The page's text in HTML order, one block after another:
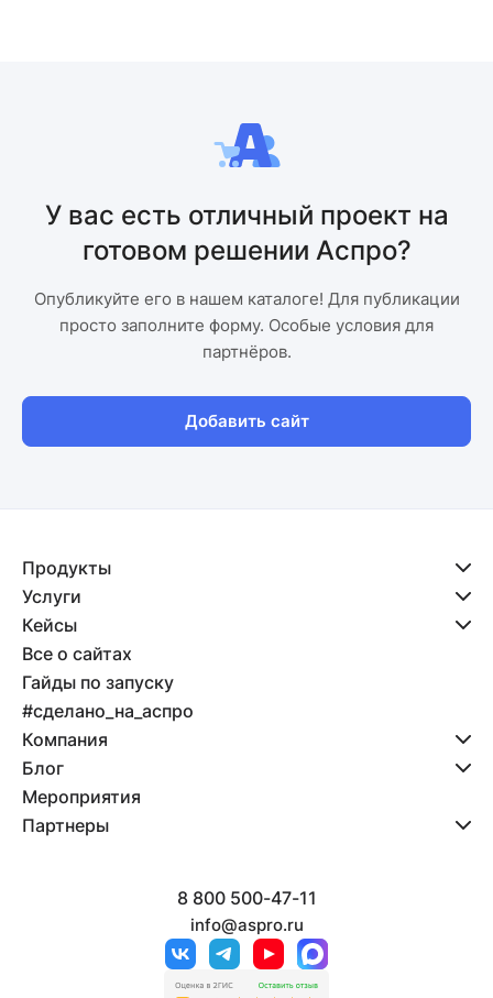
У вас есть отличный проект на
готовом решении Аспро?
Опубликуйте его в нашем каталоге! Для публикации
просто заполните форму. Особые условия для
партнёров.
Добавить сайт
Продукты
Услуги
Кейсы
Все о сайтах
Гайды по запуску
#сделано_на_аспро
Компания
Блог
Мероприятия
Партнеры
8 800 500-47-11
info@aspro.ru